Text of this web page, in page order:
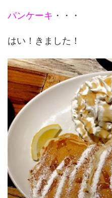
パンケーキ ・・・
はい！きました！